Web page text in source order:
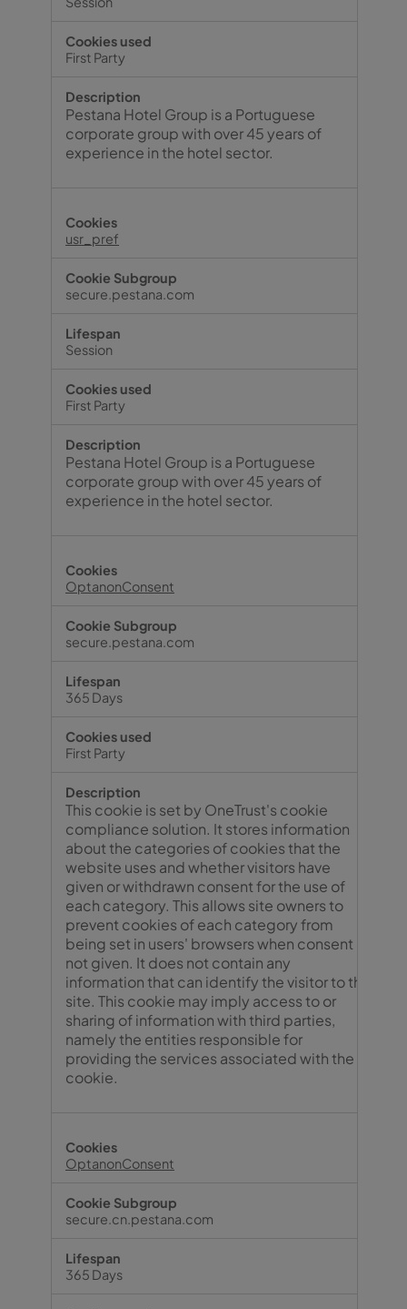
First Party
Pestana Hotel Group is a Portuguese
corporate group with over 45 years of
experience in the hotel sector.
usr_pref
secure.pestana.com
Session
First Party
Pestana Hotel Group is a Portuguese
corporate group with over 45 years of
experience in the hotel sector.
OptanonConsent
secure.pestana.com
365 Days
First Party
This cookie is set by OneTrust's cookie
compliance solution. It stores information
about the categories of cookies that the
website uses and whether visitors have
given or withdrawn consent for the use of
each category. This allows site owners to
prevent cookies of each category from
being set in users' browsers when consent is
not given. It does not contain any
information that can identify the visitor to the
site. This cookie may imply access to or
sharing of information with third parties,
namely the entities responsible for
providing the services associated with the
cookie.
OptanonConsent
secure.cn.pestana.com
365 Days